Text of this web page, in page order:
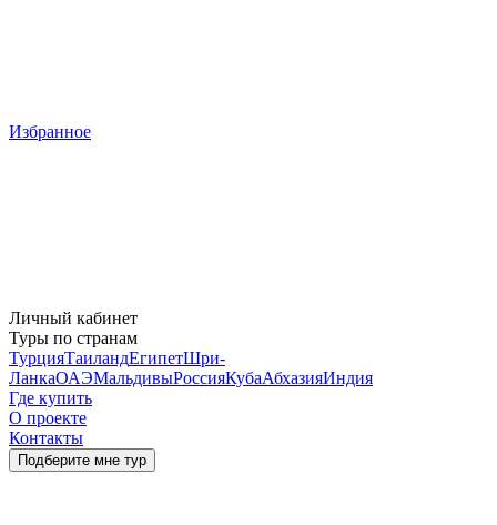
Избранное
Личный кабинет
Туры по странам
ТурцияТаиландЕгипетШри-
ЛанкаОАЭМальдивыРоссияКубаАбхазияИндия
Где купить
О проекте
Контакты
Подберите мне тур